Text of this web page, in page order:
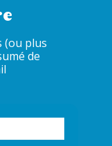
(ou plus
de